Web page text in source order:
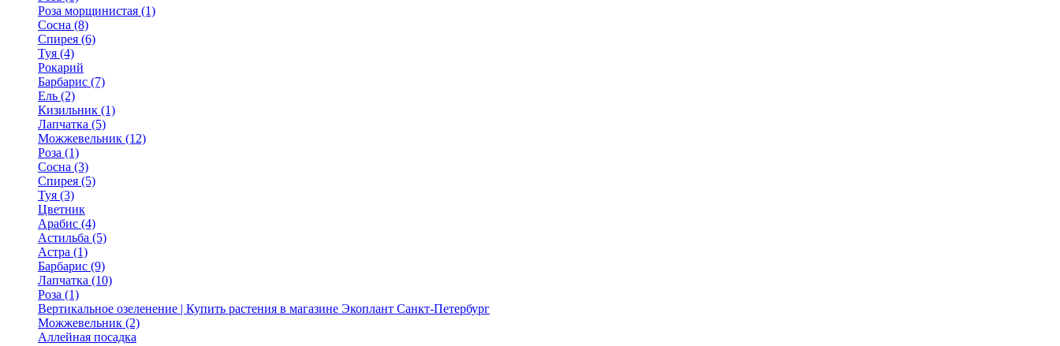
Роза морщинистая (1)
Сосна (8)
Спирея (6)
Туя (4)
Рокарий
Барбарис (7)
Ель (2)
Кизильник (1)
Лапчатка (5)
Можжевельник (12)
Роза (1)
Сосна (3)
Спирея (5)
Туя (3)
Цветник
Арабис (4)
Астильба (5)
Астра (1)
Барбарис (9)
Лапчатка (10)
Роза (1)
Вертикальное озеленение | Купить растения в магазине Экоплант Санкт-Петербург
Можжевельник (2)
Аллейная посадка